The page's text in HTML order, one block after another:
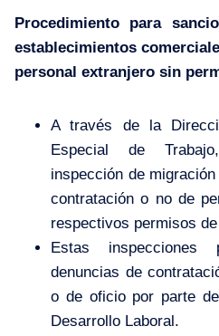
Procedimiento para
establecimientos
personal extranjero sin
A través de la
Especial de
inspección de
contratación o no de
respectivos permisos
Estas inspecciones
denuncias de
o de oficio por parte
Desarrollo Laboral.